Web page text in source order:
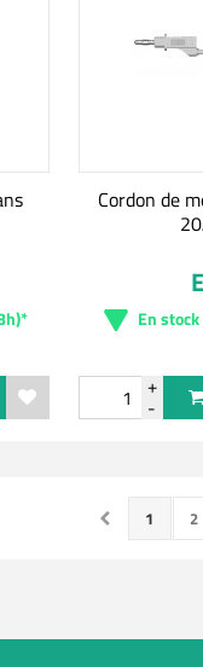
Cordon de
En
1 2